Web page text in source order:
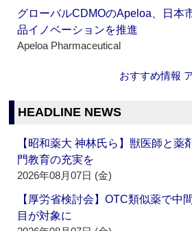
グローバルCDMOのApeloa、日本
品イノベーションを推進
Apeloa Pharmaceutical
おすすめ情報
HEADLINE NEWS
【昭和薬大 神林氏ら】獣医師と薬
門教育の充実を
2026年08月07日 (金)
【厚労省検討会】OTC類似薬で中
目が対象に